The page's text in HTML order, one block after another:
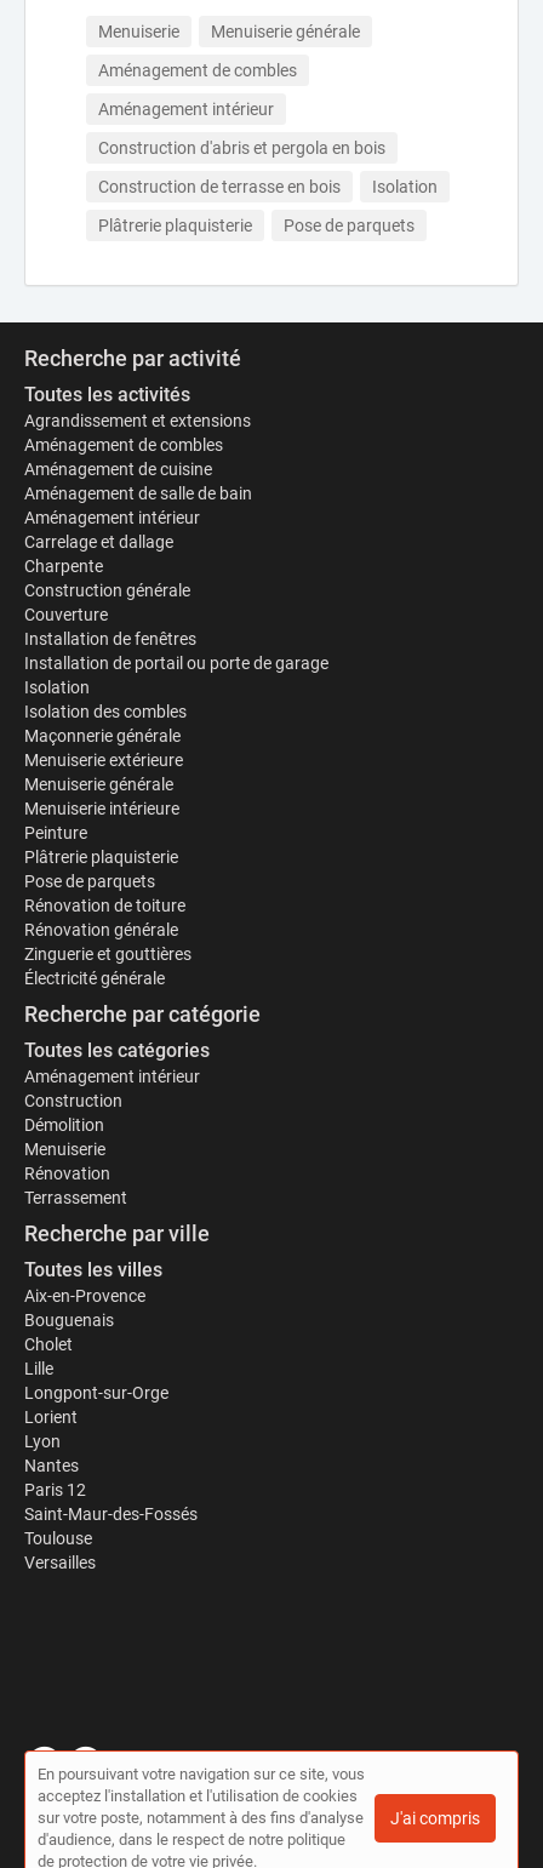
Menuiserie
Menuiserie générale
Aménagement de combles
Aménagement intérieur
Construction d'abris et pergola en bois
Construction de terrasse en bois
Isolation
Plâtrerie plaquisterie
Pose de parquets
Recherche par activité
Toutes les activités
Agrandissement et extensions
Aménagement de combles
Aménagement de cuisine
Aménagement de salle de bain
Aménagement intérieur
Carrelage et dallage
Charpente
Construction générale
Couverture
Installation de fenêtres
Installation de portail ou porte de garage
Isolation
Isolation des combles
Maçonnerie générale
Menuiserie extérieure
Menuiserie générale
Menuiserie intérieure
Peinture
Plâtrerie plaquisterie
Pose de parquets
Rénovation de toiture
Rénovation générale
Zinguerie et gouttières
Électricité générale
Recherche par catégorie
Toutes les catégories
Aménagement intérieur
Construction
Démolition
Menuiserie
Rénovation
Terrassement
Recherche par ville
Toutes les villes
Aix-en-Provence
Bouguenais
Cholet
Lille
Longpont-sur-Orge
Lorient
Lyon
Nantes
Paris 12
Saint-Maur-des-Fossés
Toulouse
Versailles
© Travaux à la pelle 2026 |Plan du site|Mon compte
Contact
Conditions générales d'utilisation|Politique de confidentialité
En poursuivant votre navigation sur ce site, vous
acceptez l'installation et l'utilisation de cookies
sur votre poste, notamment à des fins d'analyse
d'audience, dans le respect de notre politique
de protection de votre vie privée.
J'ai compris